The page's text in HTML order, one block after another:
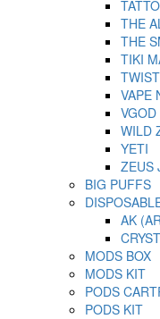
THE
THE
TIKI
TWIST
VAPE
VGOD
WILD
YETI
ZEUS
BIG PUFFS
AK
MODS BOX
MODS KIT
PODS
PODS KIT